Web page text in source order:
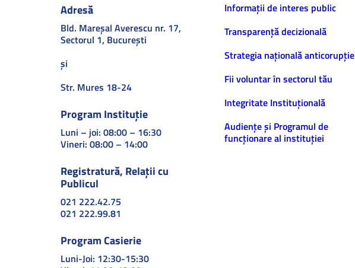
Adresă
Bld. Mareşal Averescu nr. 17,
Sectorul 1, Bucureşti
și
Str. Mures 18-24
Program Instituție
Luni – joi: 08:00 – 16:30
Vineri: 08:00 – 14:00
Registratură, Relații cu
Publicul
021 222.42.75
021 222.99.81
Program Casierie
Luni-Joi: 12:30-15:30
Informaţii de interes public
Transparență decizională
Strategia națională anticorupție
Fii voluntar în sectorul tău
Integritate Instituțională
Audiențe și Programul de
funcționare al instituției